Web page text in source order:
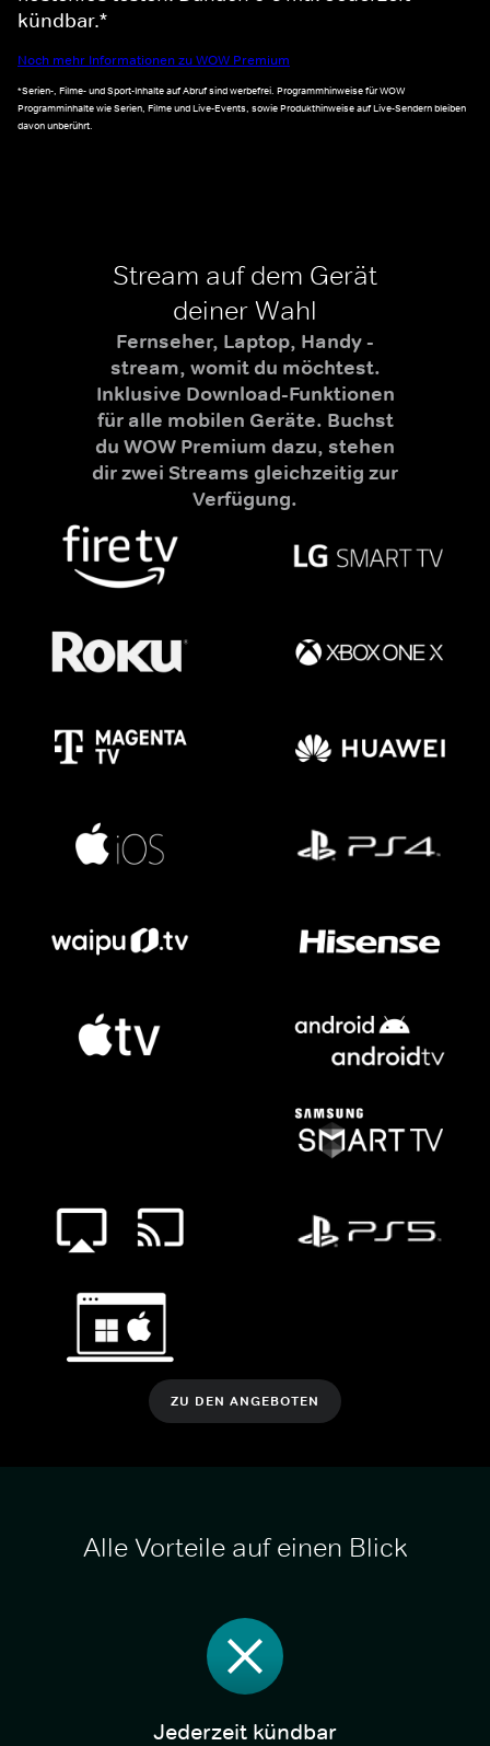
kündbar.*
Noch mehr Informationen zu WOW Premium
*Serien-, Filme- und Sport-Inhalte auf Abruf sind werbefrei. Programmhinweise für WOW
Programminhalte wie Serien, Filme und Live-Events, sowie Produkthinweise auf Live-Sendern bleiben
davon unberührt.
Stream auf dem Gerät
deiner Wahl
Fernseher, Laptop, Handy -
stream, womit du möchtest.
Inklusive Download-Funktionen
für alle mobilen Geräte. Buchst
du WOW Premium dazu, stehen
dir zwei Streams gleichzeitig zur
Verfügung.
ZU DEN ANGEBOTEN
Alle Vorteile auf einen Blick
Jederzeit kündbar